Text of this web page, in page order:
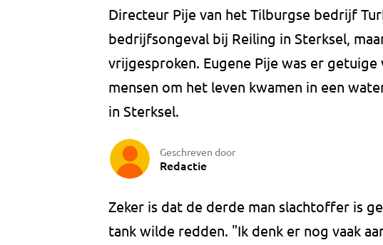
Directeur Pije van het Tilburgse bedrijf
bedrijfsongeval bij Reiling in Sterksel,
vrijgesproken. Eugene Pije was er
mensen om het leven kwamen in een
in Sterksel.
Geschreven door
Redactie
Zeker is dat de derde man slachtoffer is
tank wilde redden. "Ik denk er nog vaak